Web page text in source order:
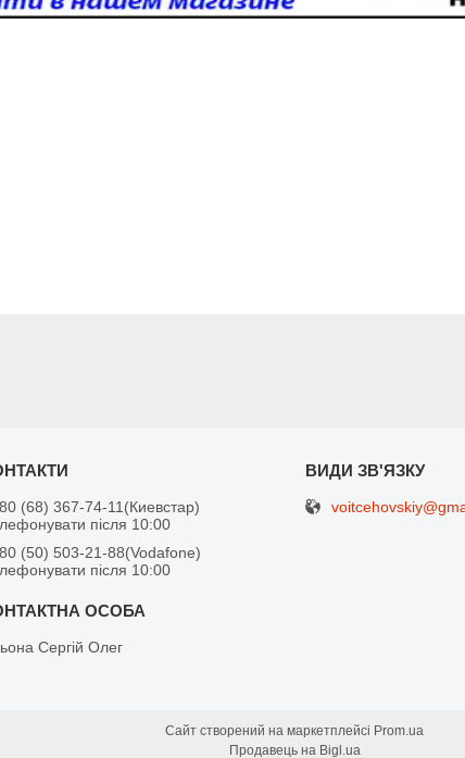
(68) 367-74-11 Киевстар
після 10:00
(50) 503-21-88 Vodafone
після 10:00
Сергій Олег
Сайт створений на маркетплейсі Prom.ua
Продавець на Bigl.ua